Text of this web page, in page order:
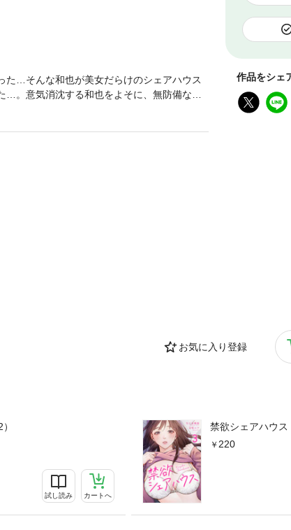
作品をシェ
お気に入り登録
試し読み カートへ
禁欲シェアハウス
220
た…そんな和也が美女だらけのシェアハウス
。意気消沈する和也をよそに、無防備な美
！？果たして和也は美女たちの誘惑に抗うこ